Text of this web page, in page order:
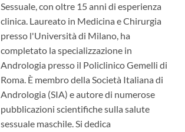
Sessuale, con oltre 15 anni di esperienza
clinica. Laureato in Medicina e Chirurgia
presso l'Università di Milano, ha
completato la specializzazione in
Andrologia presso il Policlinico Gemelli di
Roma. È membro della Società Italiana di
Andrologia (SIA) e autore di numerose
pubblicazioni scientifiche sulla salute
sessuale maschile. Si dedica